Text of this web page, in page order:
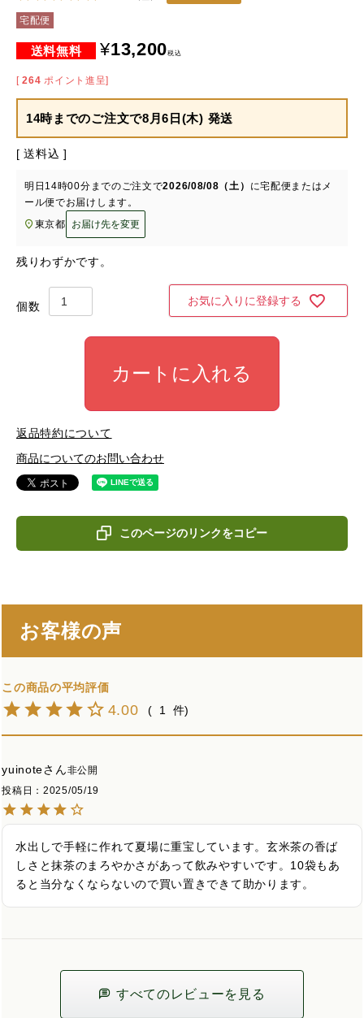
宅配便
¥13,200税込
[ 264 ポイント進呈]
14時までのご注文で8月6日(木) 発送
送料込
明日 14時00分 までのご注文で2026/08/08（土） に宅配便またはメ
ール便でお届けします。
東京都
お届け先を変更
残りわずかです。
お気に入りに登録する
カートに入れる
返品特約について
商品についてのお問い合わせ
このページのリンクをコピー
お客様の声
4.00 1
yuinote
非公開
投稿日
2025/05/19
水出しで手軽に作れて夏場に重宝しています。玄米茶の香ば
しさと抹茶のまろやかさがあって飲みやすいです。10袋もあ
ると当分なくならないので買い置きできて助かります。
すべてのレビューを見る